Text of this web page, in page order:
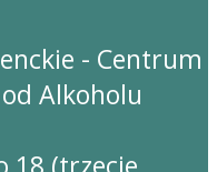
- Centrum
Alkoholu